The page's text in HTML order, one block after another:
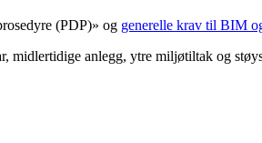
(PDP)» og generelle krav til BIM
midlertidige anlegg, ytre miljøtiltak og